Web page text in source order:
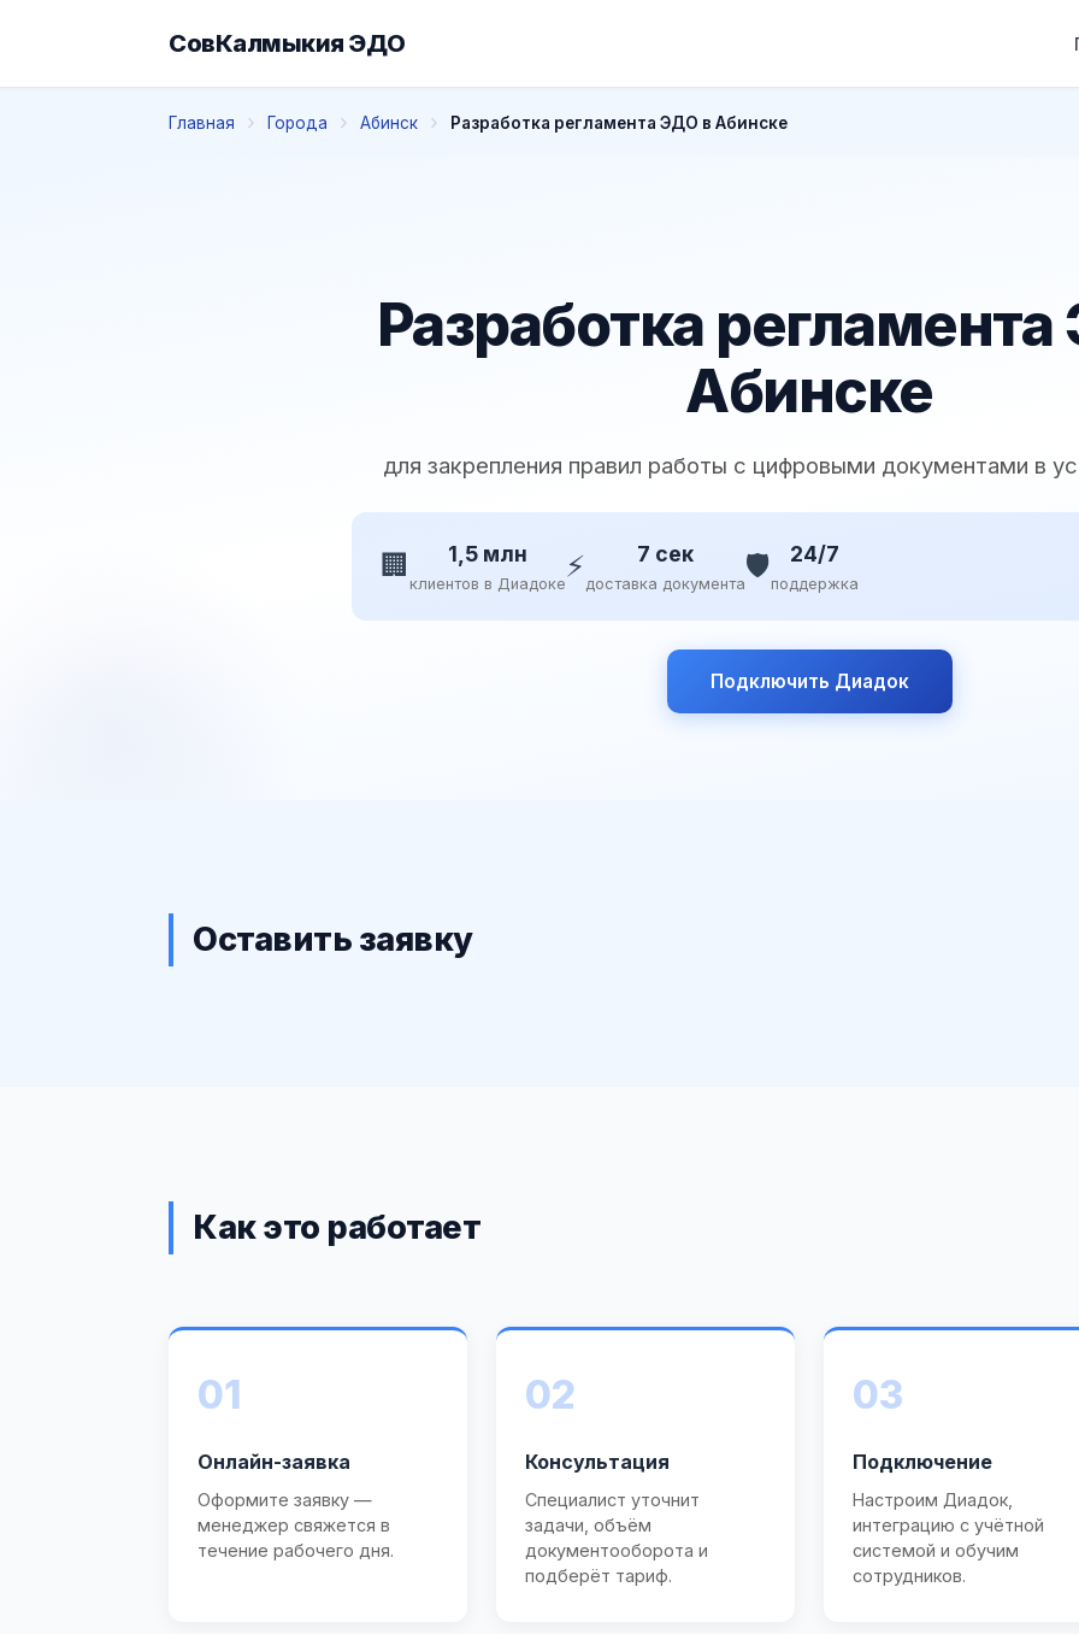
СовКалмыкия ЭДО
Главная Города Абинск Разработка регламента ЭДО в Абинске
Разработка
Абинске
для закрепления правил работы с цифровыми документами в
🏢 1,5 млн
клиентов в Диадоке⚡ 7 сек
доставка документа🛡️ 24/7
поддержка
Подключить Диадок
Оставить заявку
Как это работает
01
Онлайн-заявка
Оформите заявку —
менеджер свяжется в
течение рабочего дня.
02
Консультация
Специалист уточнит
задачи, объём
документооборота и
подберёт тариф.
03
Подключение
Настроим Диадок,
интеграцию с учётной
системой и обучим
сотрудников.